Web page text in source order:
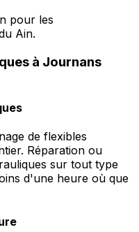
pour les
Ain.
à Journans
de flexibles
Réparation ou
sur tout type
d'une heure où que